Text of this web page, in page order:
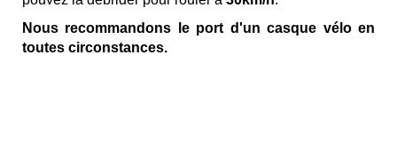
Nous recommandons le port d'un casque vélo en
toutes circonstances.